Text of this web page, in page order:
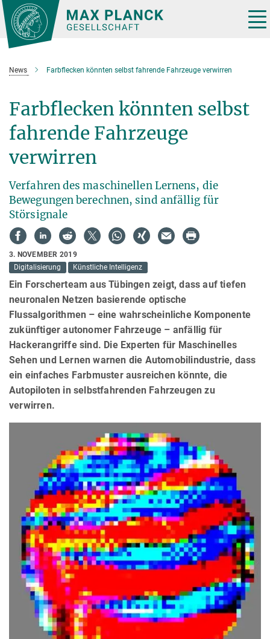
Hauptinhalt
News Farbflecken könnten selbst fahrende Fahrzeuge verwirren
Farbflecken könnten selbst
fahrende Fahrzeuge
verwirren
Verfahren des maschinellen Lernens, die
Bewegungen berechnen, sind anfällig für
Störsignale
3. NOVEMBER 2019
Digitalisierung
Künstliche Intelligenz
Ein Forscherteam aus Tübingen zeigt, dass auf tiefen
neuronalen Netzen basierende optische
Flussalgorithmen – eine wahrscheinliche Komponente
zukünftiger autonomer Fahrzeuge – anfällig für
Hackerangriffe sind. Die Experten für Maschinelles
Sehen und Lernen warnen die Automobilindustrie, dass
ein einfaches Farbmuster ausreichen könnte, die
Autopiloten in selbstfahrenden Fahrzeugen zu
verwirren.